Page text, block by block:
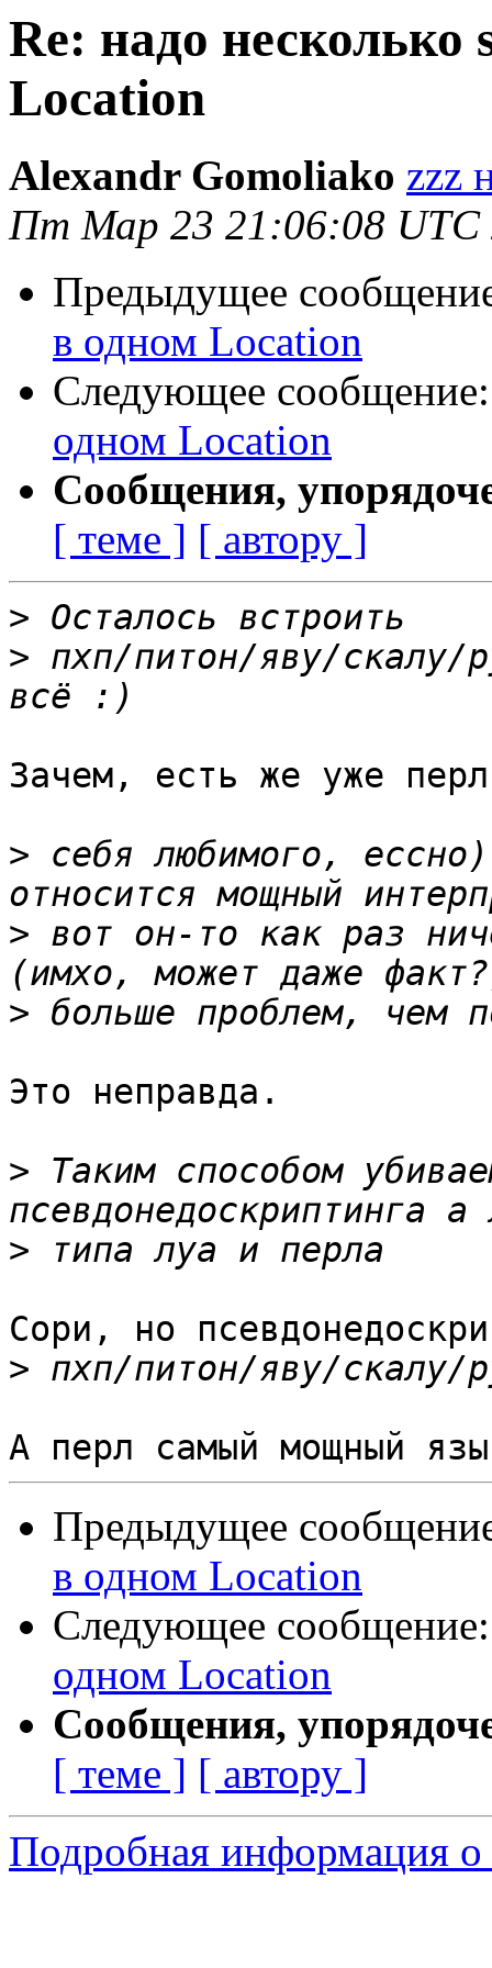
Re: надо
Location
Alexandr Gomoliako zzz
Пт Мар 23 21:06:08 UTC
Предыдущее
в одном Location
Следующее
одном Location
Сообщения,
[ теме ] [ автору ]
>
> пхп/питон/яву/
Зачем, есть же уже
> себя любимого,
> вот он-то как раз
>
Это неправда.
> Таким способом
>
Сори, но
>
Предыдущее
в одном Location
Следующее
одном Location
Сообщения,
[ теме ] [ автору ]
Подробная информация